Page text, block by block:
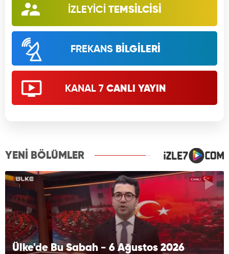
İZLEYİCİ TEMSİLCİSİ
FREKANS BİLGİLERİ
KANAL 7 CANLI YAYIN
YENİ BÖLÜMLER
Ülke'de Bu Sabah - 6 Ağustos 2026